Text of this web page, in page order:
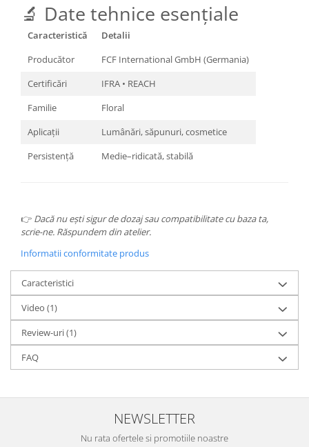
🔬 Date tehnice esențiale
Caracteristică
Detalii
Producător
FCF International GmbH (Germania)
Certificări
IFRA • REACH
Familie
Floral
Aplicații
Lumânări, săpunuri, cosmetice
Persistență
Medie–ridicată, stabilă
👉 Dacă nu ești sigur de dozaj sau compatibilitate cu baza ta,
scrie-ne. Răspundem din atelier.
Informatii conformitate produs
Caracteristici
Video (1)
Review-uri(1)
FAQ
NEWSLETTER
Nu rata ofertele si promotiile noastre